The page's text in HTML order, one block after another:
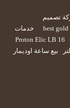
تصميم
best
خدمات
Proton Elic LB 16
بيع ساعة اوديمار